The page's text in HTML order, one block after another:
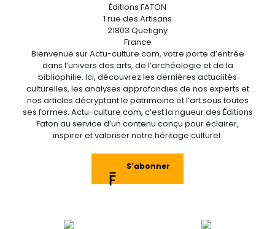
Éditions FATON
1 rue des Artisans
21803 Quetigny
France
Bienvenue sur Actu-culture.com, votre porte d’entrée
dans l’univers des arts, de l’archéologie et de la
bibliophilie. Ici, découvrez les dernières actualités
culturelles, les analyses approfondies de nos experts et
nos articles décryptant le patrimoine et l’art sous toutes
ses formes. Actu-culture.com, c’est la rigueur des Éditions
Faton au service d’un contenu conçu pour éclairer,
inspirer et valoriser notre héritage culturel.
S'abonner